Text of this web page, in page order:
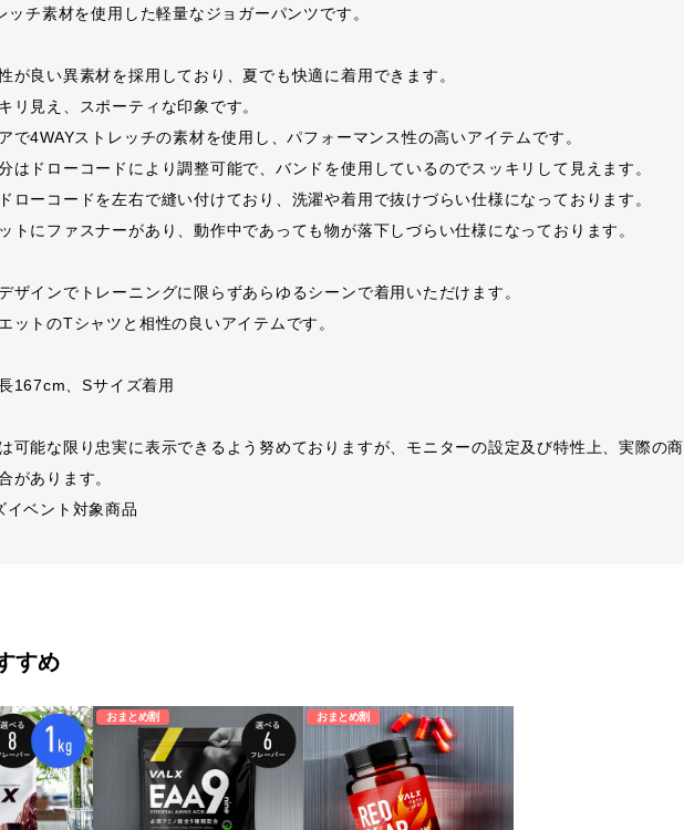
ッチ素材を使用した軽量なジョガーパンツです。
が良い異素材を採用しており、夏でも快適に着用できます。
リ見え、スポーティな印象です。
で4WAYストレッチの素材を使用し、パフォーマンス性の高いアイテムです。
はドローコードにより調整可能で、バンドを使用しているのでスッキリして見えます。
ローコードを左右で縫い付けており、洗濯や着用で抜けづらい仕様になっております。
トにファスナーがあり、動作中であっても物が落下しづらい仕様になっております。
ザインでトレーニングに限らずあらゆるシーンで着用いただけます。
ットのTシャツと相性の良いアイテムです。
167cm、Sサイズ着用
可能な限り忠実に表示できるよう努めておりますが、モニターの設定及び特性上、実際の
があります。
イベント対象商品
すめ
おまとめ割 おまとめ割